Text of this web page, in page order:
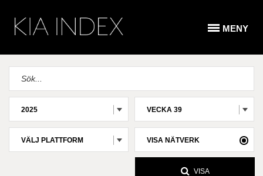
MENY
VISA
2025 VECKA 39
VÄLJ PLATTFORM VISA NÄTVERK